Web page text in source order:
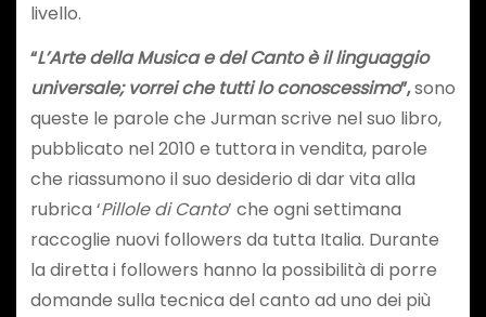
livello.
“L’Arte della Musica e del Canto è il linguaggio
universale; vorrei che tutti lo conoscessimo”,sono
queste le parole che Jurman scrive nel suo libro,
pubblicato nel 2010 e tuttora in vendita, parole
che riassumono il suo desiderio di dar vita alla
rubrica ‘Pillole di Canto’ che ogni settimana
raccoglie nuovi followers da tutta Italia. Durante
la diretta i followers hanno la possibilità di porre
domande sulla tecnica del canto ad uno dei più